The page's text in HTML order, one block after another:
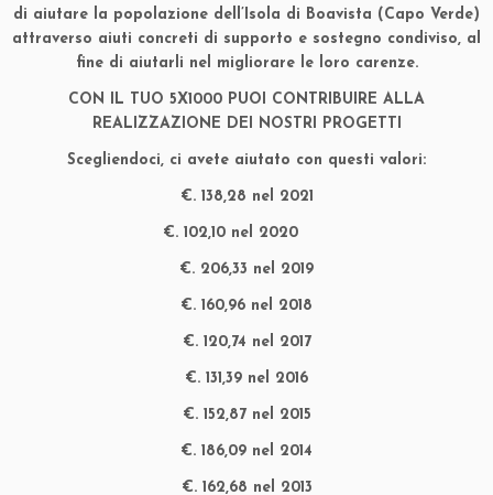
di aiutare la popolazione dell’Isola di Boavista (Capo Verde)
attraverso aiuti concreti di supporto e sostegno condiviso, al
fine di aiutarli nel migliorare le loro carenze.
CON IL TUO 5X1000 PUOI CONTRIBUIRE ALLA
REALIZZAZIONE DEI NOSTRI PROGETTI
Scegliendoci, ci avete aiutato con questi valori:
€. 138,28 nel 2021
€. 102,10 nel 2020
€. 206,33 nel 2019
€. 160,96 nel 2018
€. 120,74 nel 2017
€. 131,39 nel 2016
€. 152,87 nel 2015
€. 186,09 nel 2014
€. 162,68 nel 2013